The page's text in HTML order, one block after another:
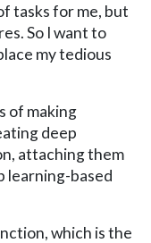
tasks for me, but
So I want to
my tedious
of making
deep
attaching them
learning-based
which is the